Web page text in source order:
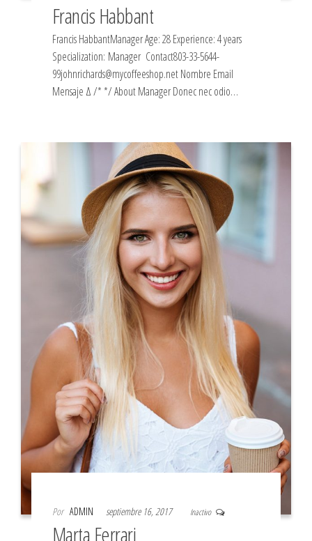
Francis Habbant
Francis HabbantManager Age: 28 Experience: 4 years
Specialization: Manager Contact803-33-5644-
99johnrichards@mycoffeeshop.net Nombre Email
Mensaje Δ /* */ About Manager Donec nec odio…
Por ADMIN septiembre 16, 2017 Inactivo
Marta Ferrari